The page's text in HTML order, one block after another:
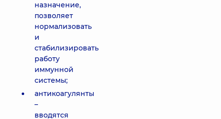
назначение,
позволяет
нормализовать
и
стабилизировать
работу
иммунной
системы;
антикоагулянты
–
вводятся